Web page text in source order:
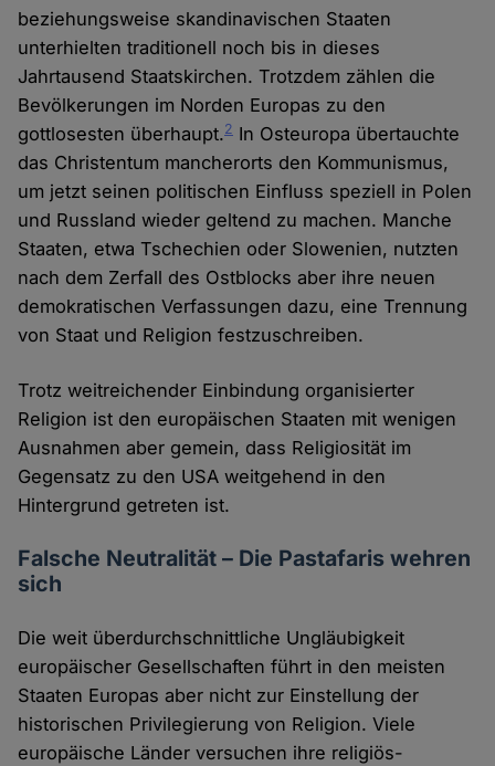
beziehungsweise skandinavischen Staaten
unterhielten traditionell noch bis in dieses
Jahrtausend Staatskirchen. Trotzdem zählen die
Bevölkerungen im Norden Europas zu den
gottlosesten überhaupt.2 In Osteuropa übertauchte
das Christentum mancherorts den Kommunismus,
um jetzt seinen politischen Einfluss speziell in Polen
und Russland wieder geltend zu machen. Manche
Staaten, etwa Tschechien oder Slowenien, nutzten
nach dem Zerfall des Ostblocks aber ihre neuen
demokratischen Verfassungen dazu, eine Trennung
von Staat und Religion festzuschreiben.
Trotz weitreichender Einbindung organisierter
Religion ist den europäischen Staaten mit wenigen
Ausnahmen aber gemein, dass Religiosität im
Gegensatz zu den USA weitgehend in den
Hintergrund getreten ist.
Falsche Neutralität – Die Pastafaris wehren
sich
Die weit überdurchschnittliche Ungläubigkeit
europäischer Gesellschaften führt in den meisten
Staaten Europas aber nicht zur Einstellung der
historischen Privilegierung von Religion. Viele
europäische Länder versuchen ihre religiös-